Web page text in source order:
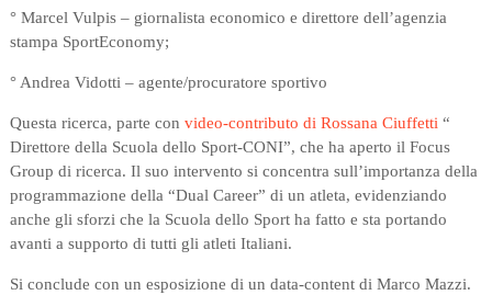
° Marcel Vulpis – giornalista economico e direttore dell’agenzia
stampa SportEconomy;
° Andrea Vidotti – agente/procuratore sportivo
Questa ricerca, parte con video-contributo di Rossana Ciuffetti “
Direttore della Scuola dello Sport-CONI”, che ha aperto il Focus
Group di ricerca. Il suo intervento si concentra sull’importanza della
programmazione della “Dual Career” di un atleta, evidenziando
anche gli sforzi che la Scuola dello Sport ha fatto e sta portando
avanti a supporto di tutti gli atleti Italiani.
Si conclude con un esposizione di un data-content di Marco Mazzi.